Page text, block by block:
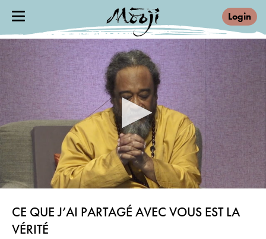
Login
hours,
CE QUE J’AI PARTAGÉ AVEC VOUS EST LA
VÉRITÉ